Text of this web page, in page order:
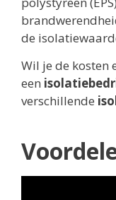
de
Wil je de kosten
een
verschillende